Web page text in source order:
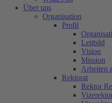
Über uns
Organisation
Profil
Leitbild
Vision
Mission
Arbeiten
Rektorat
Rektor